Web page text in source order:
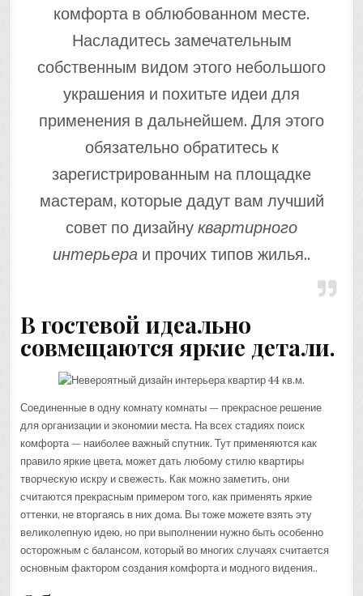
комфорта в облюбованном месте.
Насладитесь замечательным
собственным видом этого небольшого
украшения и похитьте идеи для
применения в дальнейшем. Для этого
обязательно обратитесь к
зарегистрированным на площадке
мастерам, которые дадут вам лучший
совет по дизайну квартирного
интерьера и прочих типов жилья..
В гостевой идеально
совмещаются яркие детали.
Соединенные в одну комнату комнаты — прекрасное решение
для организации и экономии места. На всех стадиях поиск
комфорта — наиболее важный спутник. Тут применяются как
правило яркие цвета, может дать любому стилю квартиры
творческую искру и свежесть. Как можно заметить, они
считаются прекрасным примером того, как применять яркие
оттенки, не вторгаясь в них дома. Вы тоже можете взять эту
великолепную идею, но при выполнении нужно быть особенно
осторожным с балансом, который во многих случаях считается
основным фактором создания комфорта и модного видения..